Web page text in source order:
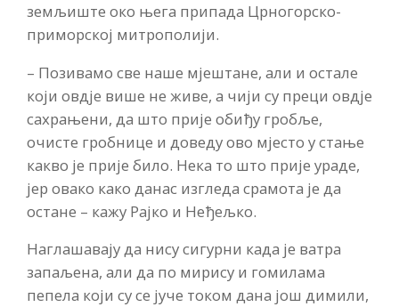
земљиште око њега припада Црногорско-
приморској митрополији.
– Позивамо све наше мјештане, али и остале
који овдје више не живе, а чији су преци овдје
сахрањени, да што прије обиђу гробље,
очисте гробнице и доведу ово мјесто у стање
какво је прије било. Нека то што прије ураде,
јер овако како данас изгледа срамота је да
остане – кажу Рајко и Неђељко.
Наглашавају да нису сигурни када је ватра
запаљена, али да по мирису и гомилама
пепела који су се јуче током дана још димили,